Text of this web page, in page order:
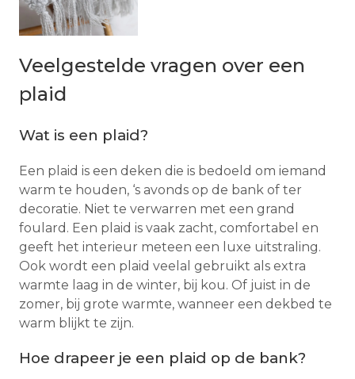
Veelgestelde vragen over een
plaid
Wat is een plaid?
Een plaid is een deken die is bedoeld om iemand
warm te houden, ‘s avonds op de bank of ter
decoratie. Niet te verwarren met een grand
foulard. Een plaid is vaak zacht, comfortabel en
geeft het interieur meteen een luxe uitstraling.
Ook wordt een plaid veelal gebruikt als extra
warmte laag in de winter, bij kou. Of juist in de
zomer, bij grote warmte, wanneer een dekbed te
warm blijkt te zijn.
Hoe drapeer je een plaid op de bank?